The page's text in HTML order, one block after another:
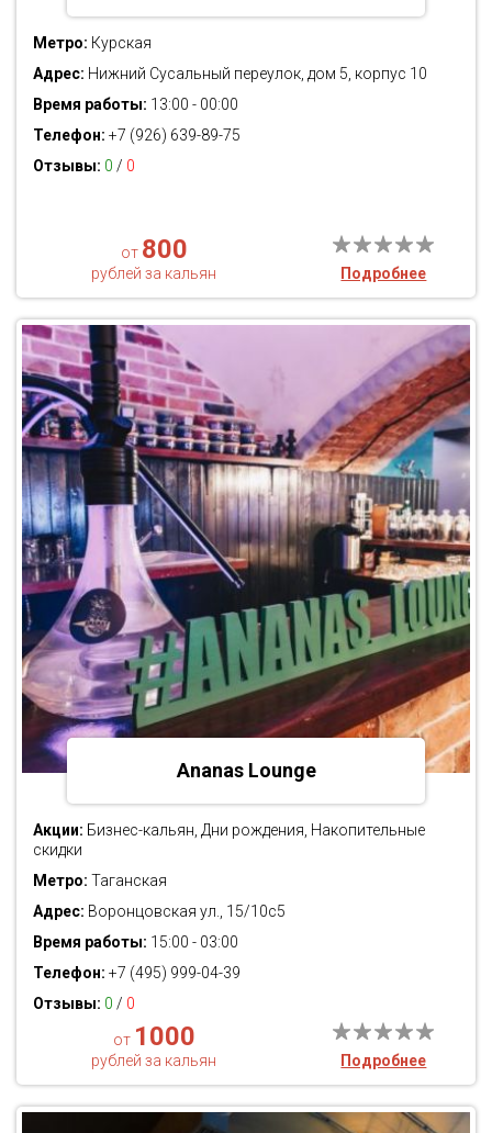
Метро: Курская
Адрес: Нижний Сусальный переулок, дом 5, корпус 10
Время работы: 13:00 - 00:00
Телефон: +7 (926) 639-89-75
Отзывы: 0 / 0
от 800
рублей за кальян Подробнее
Ananas Lounge
Акции: Бизнес-кальян, Дни рождения, Накопительные
скидки
Метро: Таганская
Адрес: Воронцовская ул., 15/10с5
Время работы: 15:00 - 03:00
Телефон: +7 (495) 999-04-39
Отзывы: 0 / 0
от 1000
рублей за кальян Подробнее